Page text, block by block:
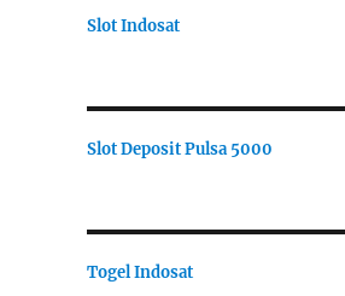
Slot Indosat
Slot Deposit Pulsa 5000
Togel Indosat